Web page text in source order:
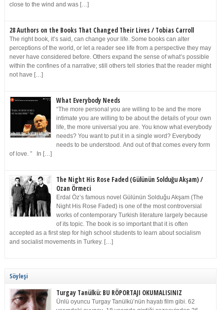
close to the wind and was […]
28 Authors on the Books That Changed Their Lives / Tobias Carroll
The right book, it’s said, can change your life. Some books can alter
perceptions of the world, or let a reader see life from a perspective they may
never have considered before. Others expand the sense of what’s possible
within the confines of a narrative; still others tell stories that the reader might
not have […]
What Everybody Needs
“The more personal you are willing to be and the more
intimate you are willing to be about the details of your own
life, the more universal you are. You know what everybody
needs? You want to put it in a single word? Everybody
needs to be understood. And out of that comes every form
of love. ” In […]
The Night His Rose Faded (Gülünün Solduğu Akşam) /
Ozan Örmeci
Erdal Öz’s famous novel Gülünün Solduğu Akşam (The
Night His Rose Faded) is one of the most controversial
works of contemporary Turkish literature largely because
of its topic. The book is so important that it is often
accepted as a first step for high school students to learn about socialism
and socialist movements in Turkey. […]
Söyleşi
Turgay Tanülkü: BU RÖPORTAJI OKUMALISINIZ
Ünlü oyuncu Turgay Tanülkü’nün hayatı film gibi. 62